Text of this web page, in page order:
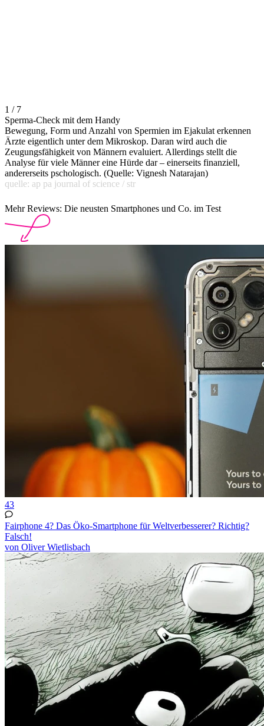
1 / 7
Sperma-Check mit dem Handy
Bewegung, Form und Anzahl von Spermien im Ejakulat erkennen
Ärzte eigentlich unter dem Mikroskop. Daran wird auch die
Zeugungsfähigkeit von Männern evaluiert. Allerdings stellt die
Analyse für viele Männer eine Hürde dar – einerseits finanziell,
andererseits pschologisch. (Quelle: Vignesh Natarajan)
quelle: ap pa journal of science / str
Mehr Reviews: Die neusten Smartphones und Co. im Test
43
Fairphone 4? Das Öko-Smartphone für Weltverbesserer? Richtig?
Falsch!
von Oliver Wietlisbach